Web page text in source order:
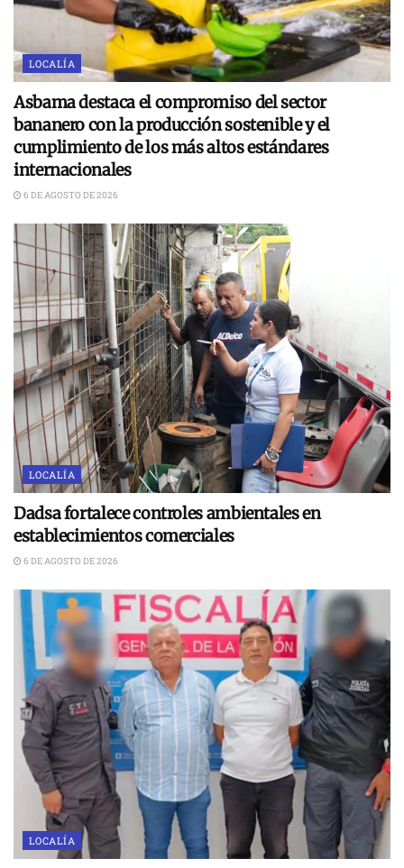
LOCALÍA
Asbama destaca el compromiso del sector
bananero con la producción sostenible y el
cumplimiento de los más altos estándares
internacionales
6 DE AGOSTO DE 2026
LOCALÍA
Dadsa fortalece controles ambientales en
establecimientos comerciales
6 DE AGOSTO DE 2026
LOCALÍA